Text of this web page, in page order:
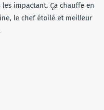
impactant. Ça chauffe en
le chef étoilé et meilleur